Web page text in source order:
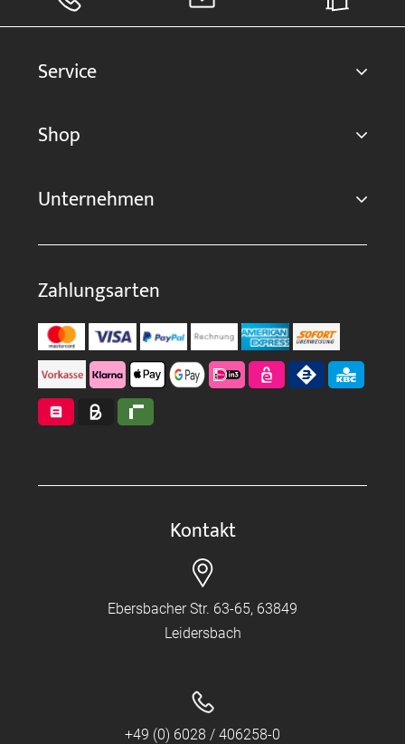
Service
Shop
Unternehmen
Zahlungsarten
Kontakt
Ebersbacher Str. 63-65, 63849
Leidersbach
+49 (0) 6028 / 406258-0